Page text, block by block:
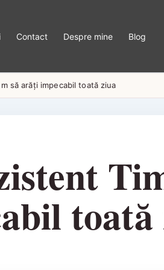
Contact Despre mine Blog
să arăți impecabil toată ziua
toată